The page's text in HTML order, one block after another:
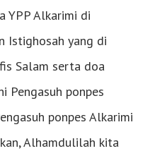
YPP Alkarimi di
Istighosah yang di
Salam serta doa
Pengasuh ponpes
ponpes Alkarimi
Alhamdulilah kita